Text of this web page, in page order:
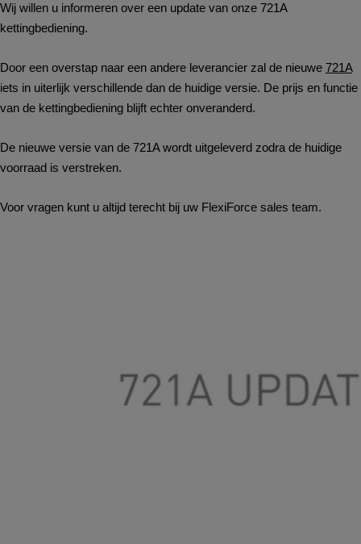
Wij willen u informeren over een update van onze 721A
kettingbediening.
Door een overstap naar een andere leverancier zal de nieuwe 721A
iets in uiterlijk verschillende dan de huidige versie. De prijs en functie
van de kettingbediening blijft echter onveranderd.
De nieuwe versie van de 721A wordt uitgeleverd zodra de huidige
voorraad is verstreken.
Voor vragen kunt u altijd terecht bij uw FlexiForce sales team.